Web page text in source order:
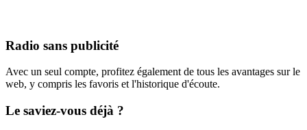
Radio sans publicité
Avec un seul compte, profitez également de tous les avantages sur le
web, y compris les favoris et l'historique d'écoute.
Le saviez-vous déjà ?